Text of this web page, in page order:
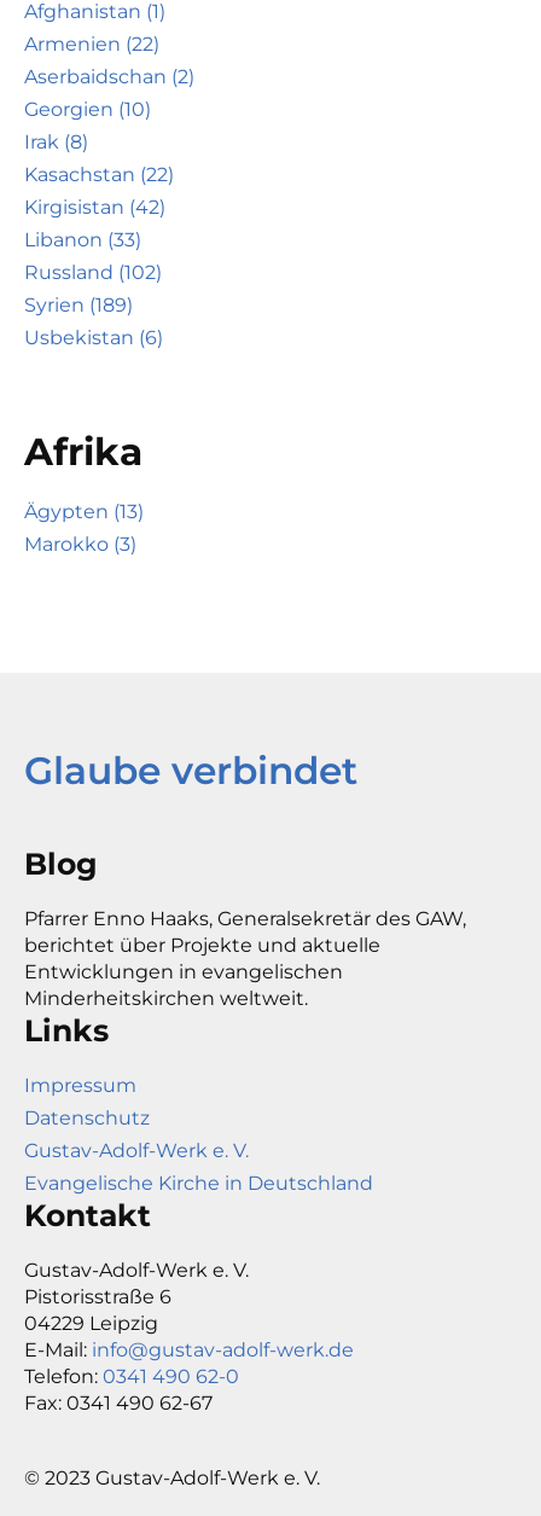
Afghanistan (1)
Armenien (22)
Aserbaidschan (2)
Georgien (10)
Irak (8)
Kasachstan (22)
Kirgisistan (42)
Libanon (33)
Russland (102)
Syrien (189)
Usbekistan (6)
Afrika
Ägypten (13)
Marokko (3)
Glaube verbindet
Blog
Pfarrer Enno Haaks, Generalsekretär des GAW,
berichtet über Projekte und aktuelle
Entwicklungen in evangelischen
Minderheitskirchen weltweit.
Links
Impressum
Datenschutz
Gustav-Adolf-Werk e. V.
Evangelische Kirche in Deutschland
Kontakt
Gustav-Adolf-Werk e. V.
Pistorisstraße 6
04229 Leipzig
E-Mail: info@gustav-adolf-werk.de
Telefon: 0341 490 62-0
Fax: 0341 490 62-67
© 2023 Gustav-Adolf-Werk e. V.